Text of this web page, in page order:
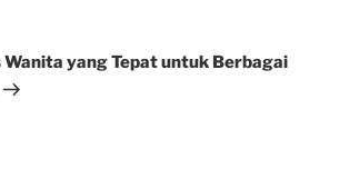
Wanita yang Tepat untuk Berbagai